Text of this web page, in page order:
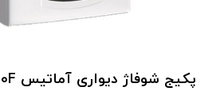
پکیج شوفاژ دیواری آماتیس LAURA PLUS 240F